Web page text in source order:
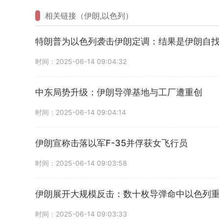
相关链接（伊朗,以色列）
特朗普为以色列袭击伊朗定调：结果是伊朗自
时间：2025-06-14 09:04:32
中东局势升级：伊朗导弹基地与工厂遭重创
时间：2025-06-14 09:04:14
伊朗宣称击落以军F-35并俘获女飞行员
时间：2025-06-14 09:03:58
伊朗展开大规模反击：数十枚导弹命中以色列
时间：2025-06-14 09:03:33